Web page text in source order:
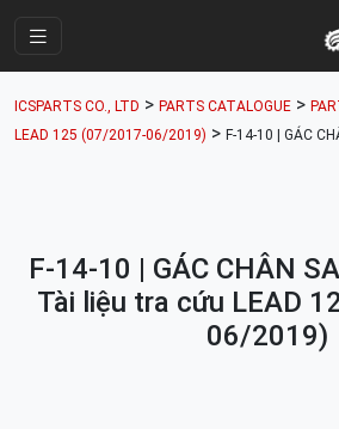
Cửa Hàng
Nhóm Phụ
Tài khoản
ICSPARTS CO., LTD > PARTS CATALOGUE >
LEAD 125 (07/2017-06/2019) > F-14-10 | GÁC
F-14-10 | GÁC CHÂN
Tài liệu tra cứu LEAD
06/2019)